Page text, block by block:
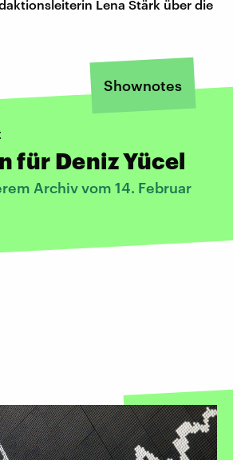
Lena Stärk über die
Shownotes
für Deniz Yücel
Archiv vom 14. Februar